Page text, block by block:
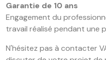
Garantie de 10 ans
Engagement du
travail réalisé pendant une
N'hésitez pas à contacter